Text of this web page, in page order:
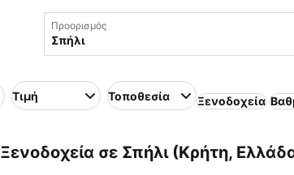
Προορισμός
Τιμή Τοποθεσία Ξενοδοχεία
Ξενοδοχεία σε Σπήλι (Κρήτη,